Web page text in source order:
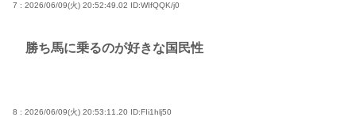
7 : 2026/06/09(火) 20:52:49.02 ID:WIfQQK/j0
勝ち馬に乗るのが好きな国民性
8 : 2026/06/09(火) 20:53:11.20 ID:FIi1hlj50